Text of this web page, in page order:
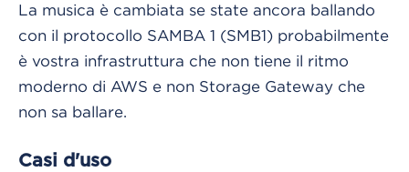
La musica è cambiata se state ancora ballando
con il protocollo SAMBA 1 (SMB1) probabilmente
è vostra infrastruttura che non tiene il ritmo
moderno di AWS e non Storage Gateway che
non sa ballare.
Casi d'uso